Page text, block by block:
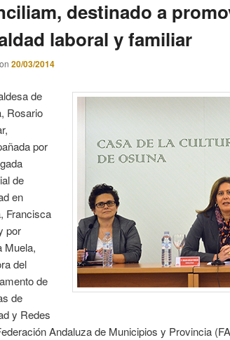
destinado a
laboral y familiar
20/03/2014
de
Rosario
por
de
en
Francisca
por
Muela,
del
de
de
y Redes
Andaluza de Municipios y Provincia